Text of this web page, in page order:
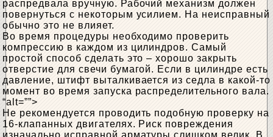
распредвала вручную. Рабочий механизм должен
повернуться с некоторым усилием. На неисправный
обычно это не влияет.
Во время процедуры необходимо проверить
компрессию в каждом из цилиндров. Самый
простой способ сделать это – хорошо закрыть
отверстие для свечи бумагой. Если в цилиндре есть
давление, штифт выталкивается из седла в какой-то
момент во время запуска распределительного вала.
“alt=””>
Не рекомендуется проводить подобную проверку на
16-клапанных двигателях. Риск повреждения
изначально исправной арматуры слишком велик. В